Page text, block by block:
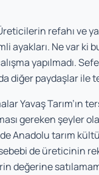
refahı ve
ayakları. Ne var ki
yapılmadı.
diğer paydaşlar ile
Yavaş Tarım’ın
gereken şeyler
Anadolu tarım
de üreticinin
değerine